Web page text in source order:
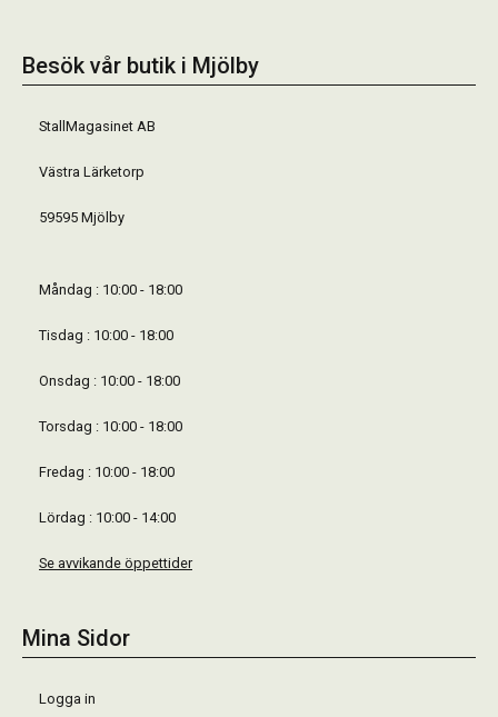
Besök vår butik i Mjölby
StallMagasinet AB
Västra Lärketorp
59595 Mjölby
Måndag : 10:00 - 18:00
Tisdag : 10:00 - 18:00
Onsdag : 10:00 - 18:00
Torsdag : 10:00 - 18:00
Fredag : 10:00 - 18:00
Lördag : 10:00 - 14:00
Se avvikande öppettider
Mina Sidor
Logga in